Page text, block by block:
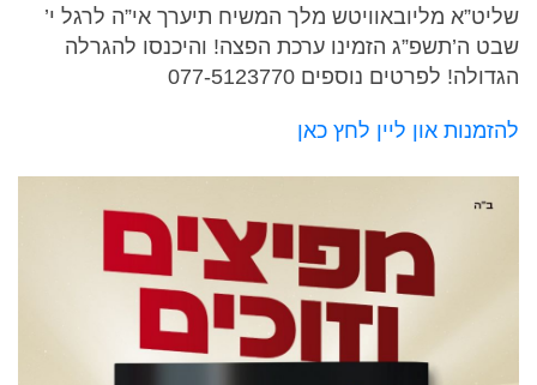
שליט”א מליובאוויטש מלך המשיח תיערך אי”ה לרגל י’
שבט ה’תשפ”ג הזמינו ערכת הפצה! והיכנסו להגרלה
הגדולה! לפרטים נוספים 077-5123770
להזמנות און ליין לחץ כאן